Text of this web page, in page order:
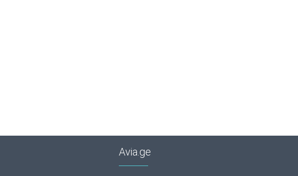
Avia.ge